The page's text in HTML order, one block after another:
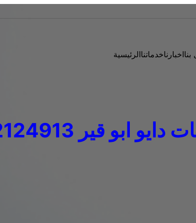
الرئيسيةخدماتنااخبارنا
ابو قير 01112124913